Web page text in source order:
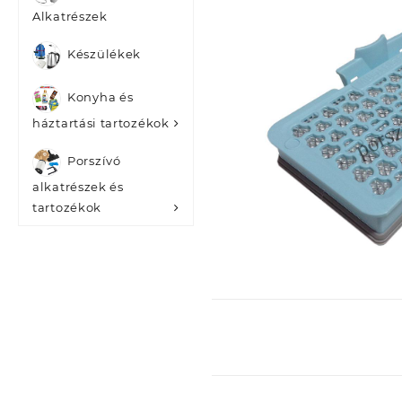
Alkatrészek
Készülékek
Konyha és
háztartási tartozékok
Porszívó
alkatrészek és
tartozékok